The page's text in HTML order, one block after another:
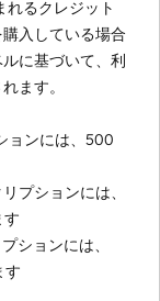
るクレジット
入している場合
に基づいて、利
ます。
ョンには、500
プションには、
ションには、
す